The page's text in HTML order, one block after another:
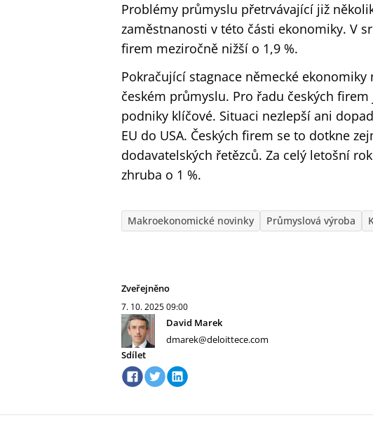
Problémy průmyslu přetrvávající již
zaměstnanosti v této části ekonomiky. V
firem meziročně nižší o 1,9 %.
Pokračující stagnace německé
českém průmyslu. Pro řadu českých
podniky klíčové. Situaci nezlepší ani
EU do USA. Českých firem se to dotkne
dodavatelských řetězců. Za celý letošní
zhruba o 1 %.
Makroekonomické novinky Průmyslová výroba
Zveřejněno
7. 10. 202509:00
David Marek
dmarek@deloittece.com
Sdílet